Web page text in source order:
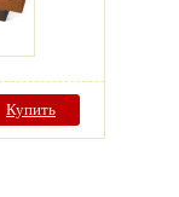
Купить